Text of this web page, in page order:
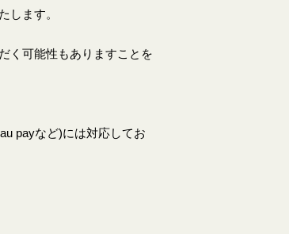
します。
く可能性もありますことを
payなど)には対応してお